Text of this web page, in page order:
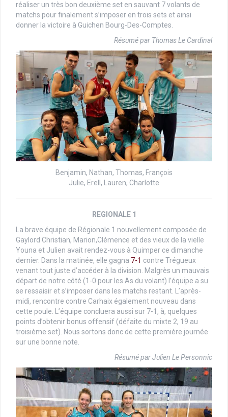
réaliser un très bon deuxième set en sauvant 7 volants de
matchs pour finalement s’imposer en trois sets et ainsi
donner la victoire à Guichen Bourg-Des-Comptes.
Résumé par Thomas Le Cardinal
Benjamin, Nathan, Thomas, François
Julie, Erell, Lauren, Charlotte
REGIONALE 1
La brave équipe de Régionale 1 nouvellement composée de
Gaylord Christian, Marion,Clémence et des vieux de la vielle
Youna et Julien avait rendez-vous à Quimper ce dimanche
dernier. Dans la matinée, elle gagna 7-1 contre Trégueux
venant tout juste d’accéder à la division. Malgrès un mauvais
départ de notre côté (1-0 pour les As du volant) l’équipe a su
se ressaisir et s’imposer dans les matchs restant. L’après-
midi, rencontre contre Carhaix également nouveau dans
cette poule. L’équipe concluera aussi sur 7-1, à, quelques
points d’obtenir bonus offensif (défaite du mixte 2, 19 au
troisième set). Nous sortons donc de cette première journée
sur une bonne note.
Résumé par Julien LePersonnic